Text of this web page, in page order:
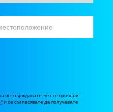
потвърждавате, че сте прочели
и се съгласявате да получавате